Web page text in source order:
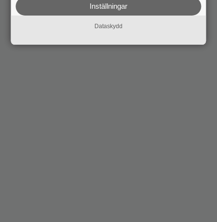
Inställningar
Dataskydd